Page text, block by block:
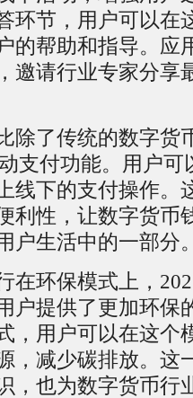
环节，用户可以在
的帮助和指导。应
邀请行业专家分享
除了传统的数字货
支付功能。用户
线下的支付操作。
利性，让数字货币
户生活中的一部分
在环保模式上，
户提供了更加环保
，用户可以在这个
，减少碳排放。这
，也为数字货币行